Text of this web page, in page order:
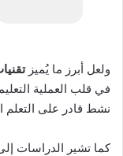
ولعل أبرز ما يُميز
في قلب العملية
نشط قادر على التعلم
كما تشير الدراسات